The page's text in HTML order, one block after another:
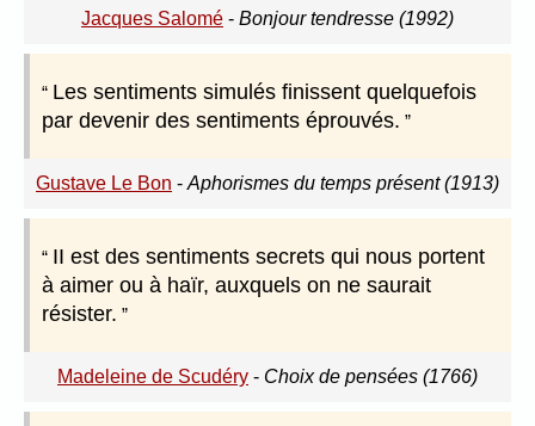
Jacques Salomé - Bonjour tendresse (1992)
Les sentiments simulés finissent quelquefois
par devenir des sentiments éprouvés.
Gustave Le Bon - Aphorismes du temps présent (1913)
II est des sentiments secrets qui nous portent
à aimer ou à haïr, auxquels on ne saurait
résister.
Madeleine de Scudéry - Choix de pensées (1766)